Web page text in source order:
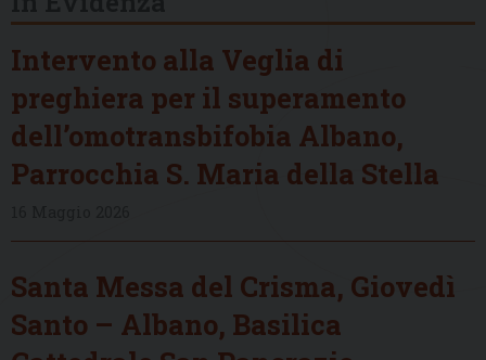
Intervento alla Veglia di
preghiera per il superamento
dell’omotransbifobia Albano,
Parrocchia S. Maria della Stella
Santa Messa del Crisma, Giovedì
Santo – Albano, Basilica